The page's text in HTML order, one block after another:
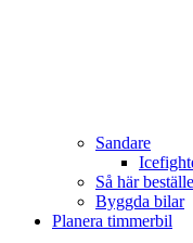
Sandare
Så här
Byggda bilar
Planera timmerbil